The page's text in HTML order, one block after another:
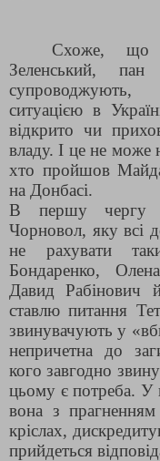
Схоже, що
Зеленський,
ситуацією в
відкрито чи
владу. І це не може
хто пройшов
на Донбасі.
В першу чергу
Чорновол, яку всі
не рахувати
Бондаренко,
Давид Рабінович
ставлю питання
звинувачують у
непричетна до
кого завгодно
цьому є потреба. У
вона з
кріслах,
прийдеться